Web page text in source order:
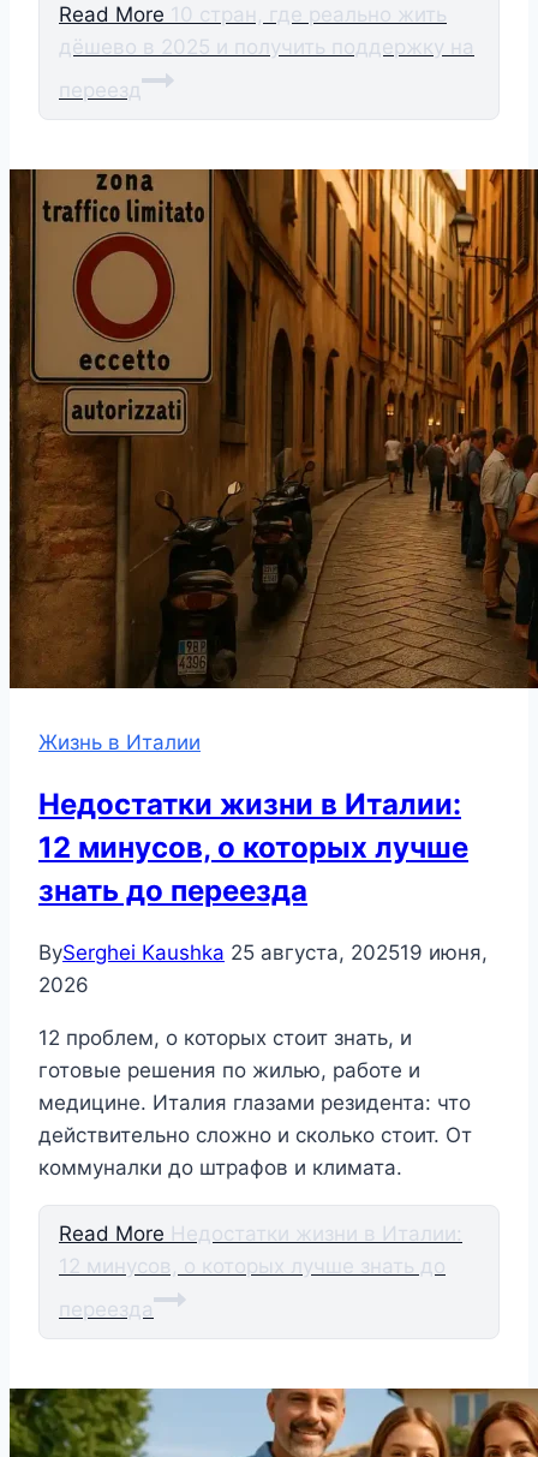
Read More 10 стран, где реально жить
дёшево в 2025 и получить поддержку на
переезд
Жизнь в Италии
Недостатки жизни в Италии:
12 минусов, о которых лучше
знать до переезда
BySerghei Kaushka 25 августа, 202519 июня,
2026
12 проблем, о которых стоит знать, и
готовые решения по жилью, работе и
медицине. Италия глазами резидента: что
действительно сложно и сколько стоит. От
коммуналки до штрафов и климата.
Read More Недостатки жизни в Италии:
12 минусов, о которых лучше знать до
переезда